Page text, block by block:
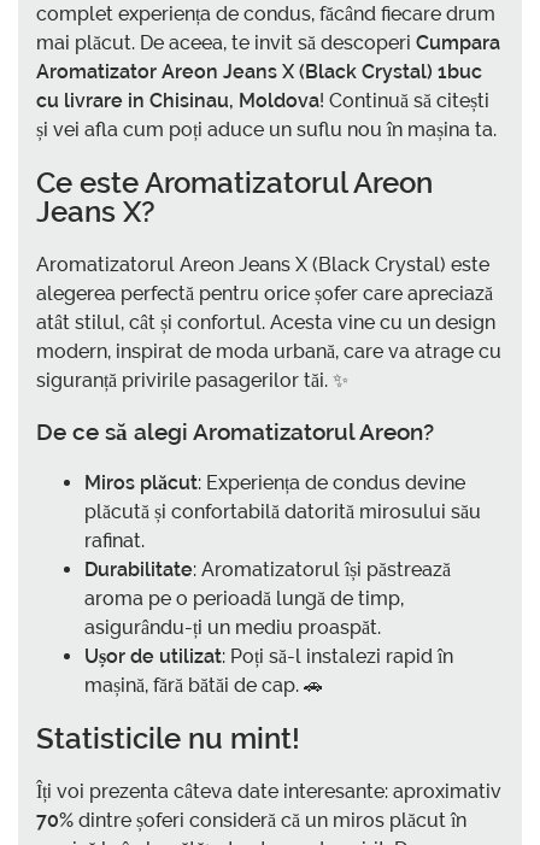
complet experiența de condus, făcând fiecare drum
mai plăcut. De aceea, te invit să descoperi Cumpara
Aromatizator Areon Jeans X (Black Crystal) 1buc
cu livrare in Chisinau, Moldova! Continuă să citești
și vei afla cum poți aduce un suflu nou în mașina ta.
Ce este Aromatizatorul Areon
Jeans X?
Aromatizatorul Areon Jeans X (Black Crystal) este
alegerea perfectă pentru orice șofer care apreciază
atât stilul, cât și confortul. Acesta vine cu un design
modern, inspirat de moda urbană, care va atrage cu
siguranță privirile pasagerilor tăi. ✨
De ce să alegi Aromatizatorul Areon?
Miros plăcut: Experiența de condus devine
plăcută și confortabilă datorită mirosului său
rafinat.
Durabilitate: Aromatizatorul își păstrează
aroma pe o perioadă lungă de timp,
asigurându-ți un mediu proaspăt.
Ușor de utilizat: Poți să-l instalezi rapid în
mașină, fără bătăi de cap. 🚗
Statisticile nu mint!
Îți voi prezenta câteva date interesante: aproximativ
70% dintre șoferi consideră că un miros plăcut în